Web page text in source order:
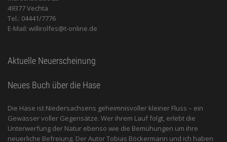
49377 Vechta
Tel.: 04441/7776
E-Mail: willirolfes@t-online.de
Aktuelle Neuerscheinung
Neues Buch über die Hase
Die Hase ist Niedersachsens geheimnisvoller kleiner Fluss – ein
Gewässer voller Gegensätze. Wer ihrem Lauf folgt, erlebt die
Unterwerfung der Natur ebenso wie die Bemühungen um ihre
neuerliche Befreiung. Der Autor Tobias Böckermann und ich haben